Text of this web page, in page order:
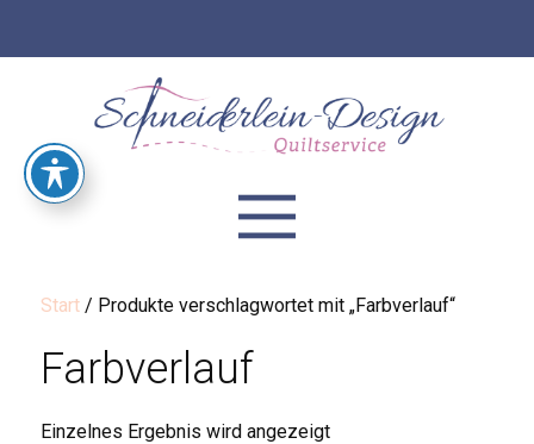
Start / Produkte verschlagwortet mit „Farbverlauf“
Farbverlauf
Einzelnes Ergebnis wird angezeigt